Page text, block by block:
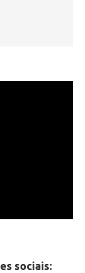
sociais: